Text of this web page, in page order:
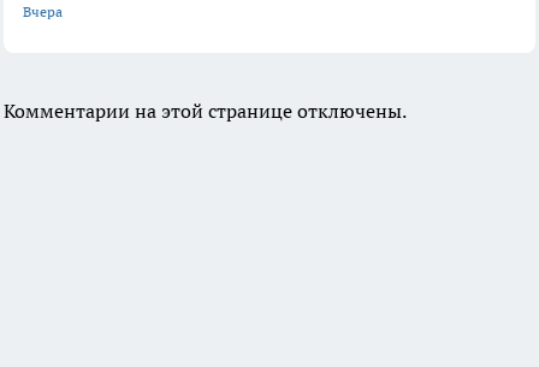
Вчера
Комментарии на этой странице отключены.